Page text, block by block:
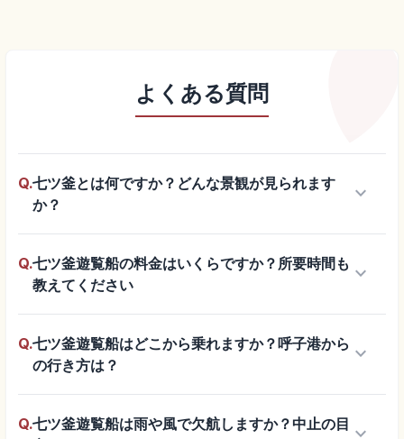
よくある質問
Q.七ツ釜とは何ですか？どんな景観が見られます
か？
keyboard_arrow_down
Q.七ツ釜遊覧船の料金はいくらですか？所要時間も
教えてください
keyboard_arrow_down
Q.七ツ釜遊覧船はどこから乗れますか？呼子港から
の行き方は？
keyboard_arrow_down
Q.七ツ釜遊覧船は雨や風で欠航しますか？中止の目